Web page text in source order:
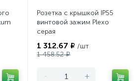
Розетка с крышкой IP55
винтовой зажим Plexo
серая
1 312.67 ₽ /шт
1 458.52 ₽
- +